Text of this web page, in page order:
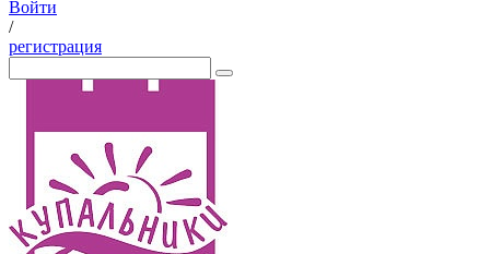
Войти
/
регистрация